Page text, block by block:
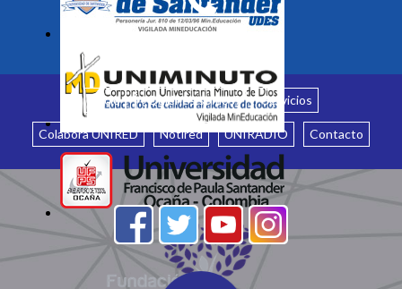
Inicio ¿Quiénes somos? Servicios
Colabora UNIRED Notired UNIRADIO Contacto